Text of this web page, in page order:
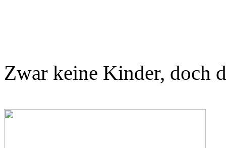
Zwar keine Kinder, doch